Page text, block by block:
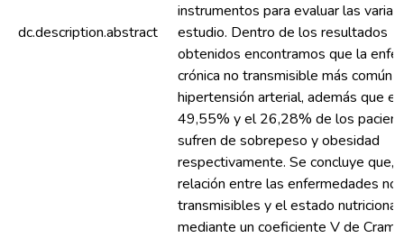
dc.description.abstract
instrumentos para evaluar las
estudio. Dentro de los resultados
obtenidos encontramos que la
crónica no transmisible más común
hipertensión arterial, además que el
49,55% y el 26,28% de los
sufren de sobrepeso y obesidad
respectivamente. Se concluye que,
relación entre las enfermedades no
transmisibles y el estado nutricional,
mediante un coeficiente V de